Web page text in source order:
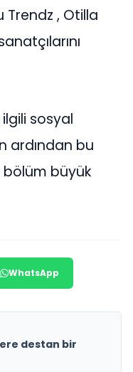
, Otilla
sosyal
ardından bu
büyük
WhatsApp
destan bir